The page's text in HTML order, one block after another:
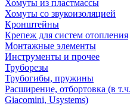
Хомуты из пластмассы
Хомуты со звукоизоляцией
Кронштейны
Крепеж для систем отопления
Монтажные элементы
Инструменты и прочее
Труборезы
Трубогибы, пружины
Расширение, отбортовка (в
Giacomini, Usystems)